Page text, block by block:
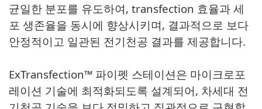
균일한 분포를 유도하여, transfection 효율과 세
포 생존율을 동시에 향상시키며, 결과적으로 보다
안정적이고 일관된 전기천공 결과를 제공합니다.
ExTransfection™ 파이펫 스테이션은 마이크로포
레이션 기술에 최적화되도록 설계되어, 차세대 전